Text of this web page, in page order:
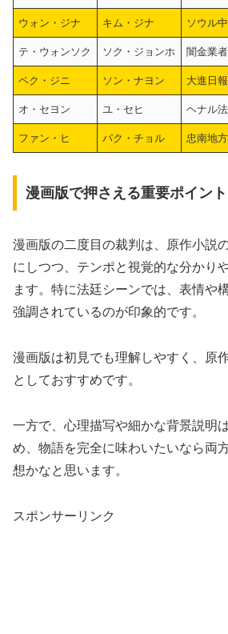
ウォン・ジナ キム・ジナ ソウル
テ・ウォンソク ソク・ジョンホ 闇金業
ペク・ジニ ソン・ナヨン 大進日
オ・セヨン ユ・セヒ ヘナル
ファン・ヒ パク・チョル 忠南地
漫画版で押さえる重要ポイント
漫画版の二度目の裁判は、原作小説
にしつつ、テンポと視覚的な分かり
ます。特に法廷シーンでは、表情や
強調されているのが印象的です。
漫画版は初見でも理解しやすく、原
としておすすめです。
一方で、心理描写や細かな背景説明
め、物語を完全に味わいたいなら両
想かなと思います。
スポンサーリンク